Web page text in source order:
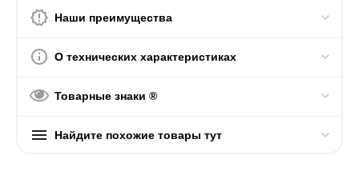
Наши преимущества
О технических характеристиках
Товарные знаки ®
Найдите похожие товары тут